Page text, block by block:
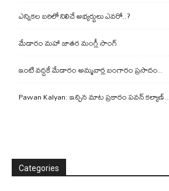
ఎన్నికల బరిలో నిలిచే అభ్యర్థులు ఎవరో..?
మేడారం మహా జాతర మంగ్లీ సాంగ్
ఇంటి వద్దకే మేడారం అమ్మవార్ల బంగారం ప్రసాదం..
Pawan Kalyan: ఇచ్చిన మాట ప్రకారం పవన్ కల్యాణ్..
Categories